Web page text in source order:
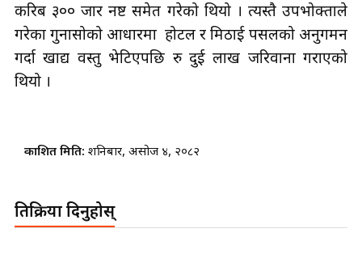
करिब ३०० जार नष्ट समेत गरेको थियो । त्यस्तै उपभोक्ताले
गरेका गुनासोको आधारमा होटल र मिठाई पसलको अनुगमन
गर्दा खाद्य वस्तु भेटिएपछि रु दुई लाख जरिवाना गराएको
थियो ।
प्रकाशित मिति: शनिबार, असोज ४, २०८२
प्रतिक्रिया दिनुहोस्